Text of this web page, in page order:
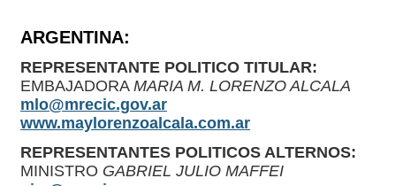
ARGENTINA:
REPRESENTANTE POLITICO TITULAR:
EMBAJADORA MARIA M. LORENZO ALCALA
mlo@mrecic.gov.ar
www.maylorenzoalcala.com.ar
REPRESENTANTES POLITICOS ALTERNOS:
MINISTRO GABRIEL JULIO MAFFEI